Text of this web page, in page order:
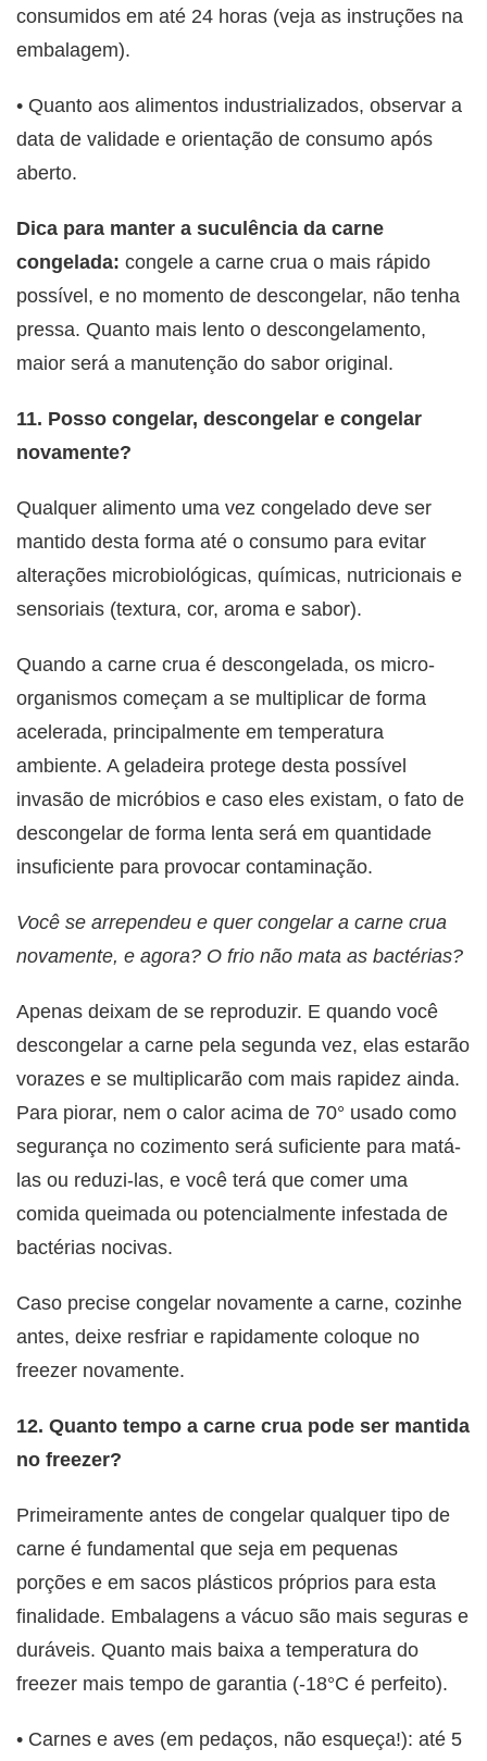
consumidos em até 24 horas (veja as instruções na
embalagem).
• Quanto aos alimentos industrializados, observar a
data de validade e orientação de consumo após
aberto.
Dica para manter a suculência da carne
congelada: congele a carne crua o mais rápido
possível, e no momento de descongelar, não tenha
pressa. Quanto mais lento o descongelamento,
maior será a manutenção do sabor original.
11. Posso congelar, descongelar e congelar
novamente?
Qualquer alimento uma vez congelado deve ser
mantido desta forma até o consumo para evitar
alterações microbiológicas, químicas, nutricionais e
sensoriais (textura, cor, aroma e sabor).
Quando a carne crua é descongelada, os micro-
organismos começam a se multiplicar de forma
acelerada, principalmente em temperatura
ambiente. A geladeira protege desta possível
invasão de micróbios e caso eles existam, o fato de
descongelar de forma lenta será em quantidade
insuficiente para provocar contaminação.
Você se arrependeu e quer congelar a carne crua
novamente, e agora? O frio não mata as bactérias?
Apenas deixam de se reproduzir. E quando você
descongelar a carne pela segunda vez, elas estarão
vorazes e se multiplicarão com mais rapidez ainda.
Para piorar, nem o calor acima de 70° usado como
segurança no cozimento será suficiente para matá-
las ou reduzi-las, e você terá que comer uma
comida queimada ou potencialmente infestada de
bactérias nocivas.
Caso precise congelar novamente a carne, cozinhe
antes, deixe resfriar e rapidamente coloque no
freezer novamente.
12. Quanto tempo a carne crua pode ser mantida
no freezer?
Primeiramente antes de congelar qualquer tipo de
carne é fundamental que seja em pequenas
porções e em sacos plásticos próprios para esta
finalidade. Embalagens a vácuo são mais seguras e
duráveis. Quanto mais baixa a temperatura do
freezer mais tempo de garantia (-18°C é perfeito).
• Carnes e aves (em pedaços, não esqueça!): até 5